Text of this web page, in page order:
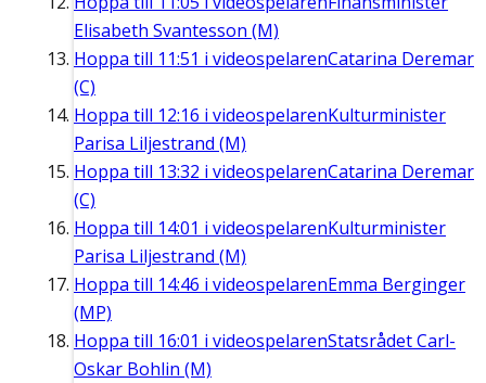
Elisabeth Svantesson (M)
Hoppa till 11:51 i videospelarenCatarina Deremar
(C)
Hoppa till 12:16 i videospelarenKulturminister
Parisa Liljestrand (M)
Hoppa till 13:32 i videospelarenCatarina Deremar
(C)
Hoppa till 14:01 i videospelarenKulturminister
Parisa Liljestrand (M)
Hoppa till 14:46 i videospelarenEmma Berginger
(MP)
Hoppa till 16:01 i videospelarenStatsrådet Carl-
Oskar Bohlin (M)